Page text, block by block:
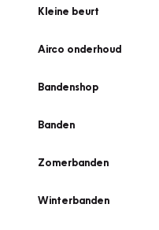
Kleine beurt
Airco onderhoud
Bandenshop
Banden
Zomerbanden
Winterbanden